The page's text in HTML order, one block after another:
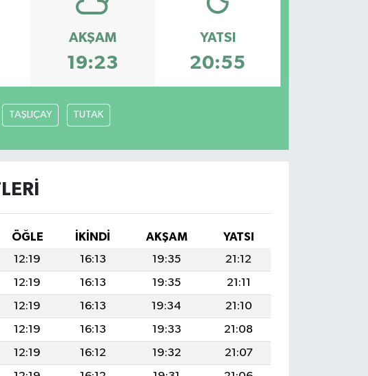
AKŞAM
19:23
YATSI
20:55
TAŞLIÇAY TUTAK
ÖĞLE İKINDI AKŞAM
YATSI
12:19 16:13 19:35
21:12
12:19 16:13 19:35
21:11
12:19 16:13 19:34
21:10
12:19 16:13 19:33
21:08
12:19 16:12 19:32
21:07